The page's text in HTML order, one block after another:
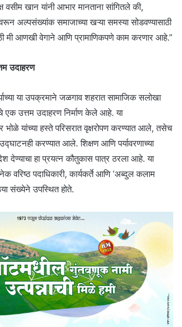
वसीम खान यांनी आभार मानताना सांगितले की,
अल्पसंख्यांक समाजाच्या खऱ्या समस्या सोडवण्यासाठी
मी आणखी वेगाने आणि प्रामाणिकपणे काम करणार आहे.”
उदाहरण
या उपक्रमाने जळगाव शहरात सामाजिक सलोखा
एक उत्तम उदाहरण निर्माण केले आहे. या
भोळे यांच्या हस्ते परिसरात वृक्षरोपण करण्यात आले, तसेच
करण्यात आले. शिक्षण आणि पर्यावरणाच्या
देण्याचा हा प्रयत्न कौतुकास पात्र ठरला आहे. या
वरिष्ठ पदाधिकारी, कार्यकर्ते आणि ‘अब्दुल कलाम
संख्येने उपस्थित होते.